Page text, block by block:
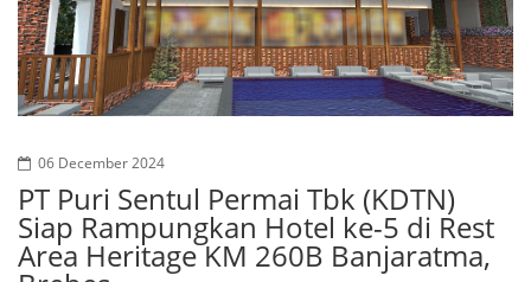
06 December 2024
PT Puri Sentul Permai Tbk (KDTN)
Siap Rampungkan Hotel ke-5 di Rest
Area Heritage KM 260B Banjaratma,